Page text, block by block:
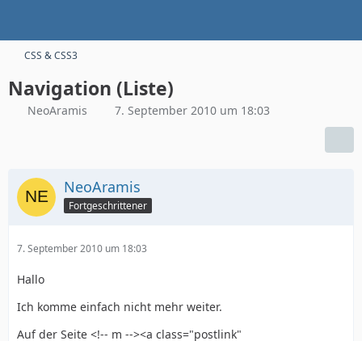
CSS & CSS3
Navigation (Liste)
NeoAramis 7. September 2010 um 18:03
NeoAramis
Fortgeschrittener
7. September 2010 um 18:03
Hallo
Ich komme einfach nicht mehr weiter.
Auf der Seite <!-- m --><a class="postlink"